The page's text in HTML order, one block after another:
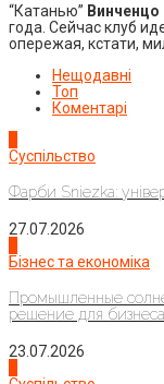
“Катанью”
года. Сейчас клуб
опережая, кстати,
Нещодавні
Топ
Коментарі
Суспільство
Фарби Sniezka:
27.07.2026
Бізнес та економіка
Промышленные
решение для бизнеса
23.07.2026